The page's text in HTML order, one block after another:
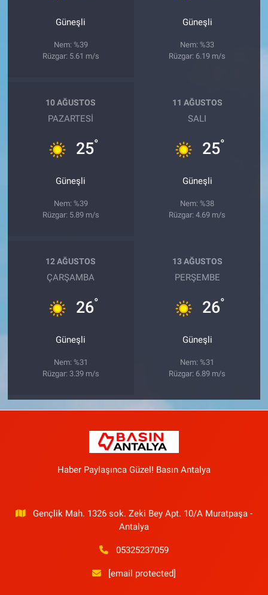
Güneşli
Nem: %39
Rüzgar: 5.61 m/s
Güneşli
Nem: %33
Rüzgar: 6.19 m/s
10 AĞUSTOS
PAZARTESI
25°
Güneşli
Nem: %39
Rüzgar: 5.89 m/s
11 AĞUSTOS
SALI
25°
Güneşli
Nem: %38
Rüzgar: 4.69 m/s
12 AĞUSTOS
ÇARŞAMBA
26°
Güneşli
Nem: %31
Rüzgar: 3.39 m/s
13 AĞUSTOS
PERŞEMBE
26°
Güneşli
Nem: %31
Rüzgar: 6.89 m/s
Haber Paylaşınca Güzel! Basın Antalya
Gençlik Mah. 1326 sok. Zeki Bey Apt. 10/A Muratpaşa -
Antalya
05325237059
[email protected]